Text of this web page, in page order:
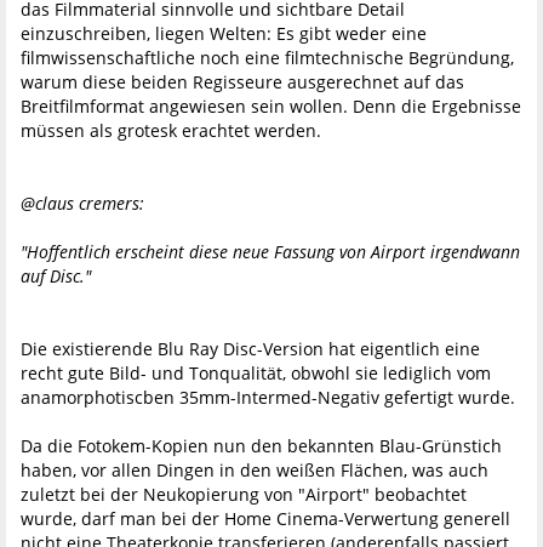
das Filmmaterial sinnvolle und sichtbare Detail
einzuschreiben, liegen Welten: Es gibt weder eine
filmwissenschaftliche noch eine filmtechnische Begründung,
warum diese beiden Regisseure ausgerechnet auf das
Breitfilmformat angewiesen sein wollen. Denn die Ergebnisse
müssen als grotesk erachtet werden.
@claus cremers:
"Hoffentlich erscheint diese neue Fassung von Airport irgendwann
auf Disc."
Die existierende Blu Ray Disc-Version hat eigentlich eine
recht gute Bild- und Tonqualität, obwohl sie lediglich vom
anamorphotiscben 35mm-Intermed-Negativ gefertigt wurde.
Da die Fotokem-Kopien nun den bekannten Blau-Grünstich
haben, vor allen Dingen in den weißen Flächen, was auch
zuletzt bei der Neukopierung von "Airport" beobachtet
wurde, darf man bei der Home Cinema-Verwertung generell
nicht eine Theaterkopie transferieren (anderenfalls passiert